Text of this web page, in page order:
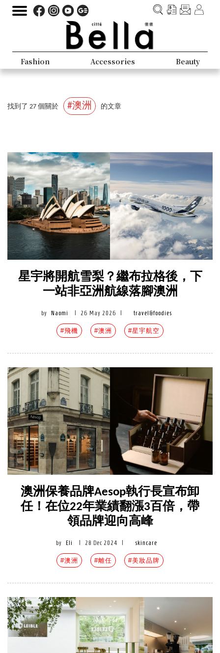
Fashion Accessories Beauty
找到了 27 個關於 #澳洲 的文章
星宇將開航雪梨？繼布拉格後，下
一站非亞洲航線落腳澳洲
by Naomi 26 May 2026 travel&foodies
#飛機 #澳洲 #星宇航空
澳洲保養品牌Aesop執行長宣布卸
任！在位22年業績翻漲3百倍，帶
領品牌迎向高峰
by Eli 28 Dec 2024 skincare
#澳洲 #離任 #美妝品牌